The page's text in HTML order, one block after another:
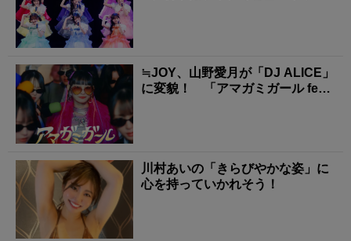
≒JOY、山野愛月が「DJ ALICE」
に変貌！ 「アマガミガール feat.
川村あいの「きらびやかな姿」に
心を持っていかれそう！